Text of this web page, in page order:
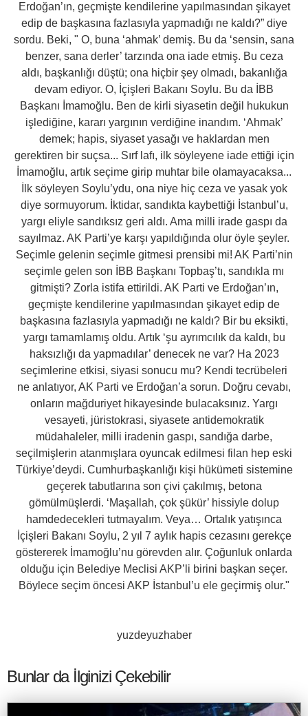
Erdoğan’ın, geçmişte kendilerine yapılmasından şikayet
edip de başkasına fazlasıyla yapmadığı ne kaldı?” diye
sordu. Beki, " O, buna ‘ahmak’ demiş. Bu da ‘sensin, sana
benzer, sana derler’ tarzında ona iade etmiş. Bu ceza
aldı, başkanlığı düştü; ona hiçbir şey olmadı, bakanlığa
devam ediyor. O, İçişleri Bakanı Soylu. Bu da İBB
Başkanı İmamoğlu. Ben de kirli siyasetin değil hukukun
işlediğine, kararı yargının verdiğine inandım. ‘Ahmak’
demek; hapis, siyaset yasağı ve haklardan men
gerektiren bir suçsa... Sırf lafı, ilk söyleyene iade ettiği için
İmamoğlu, artık seçime girip muhtar bile olamayacaksa...
İlk söyleyen Soylu’ydu, ona niye hiç ceza ve yasak yok
diye sormuyorum. İktidar, sandıkta kaybettiği İstanbul’u,
yargı eliyle sandıksız geri aldı. Ama milli irade gaspı da
sayılmaz. AK Parti’ye karşı yapıldığında olur öyle şeyler.
Seçimle gelenin seçimle gitmesi prensibi mi! AK Parti’nin
seçimle gelen son İBB Başkanı Topbaş’tı, sandıkla mı
gitmişti? Zorla istifa ettirildi. AK Parti ve Erdoğan’ın,
geçmişte kendilerine yapılmasından şikayet edip de
başkasına fazlasıyla yapmadığı ne kaldı? Bir bu eksikti,
yargı tamamlamış oldu. Artık ‘şu ayrımcılık da kaldı, bu
haksızlığı da yapmadılar’ denecek ne var? Ha 2023
seçimlerine etkisi, siyasi sonucu mu? Kendi tecrübeleri
ne anlatıyor, AK Parti ve Erdoğan’a sorun. Doğru cevabı,
onların mağduriyet hikayesinde bulacaksınız. Yargı
vesayeti, jüristokrasi, siyasete antidemokratik
müdahaleler, milli iradenin gaspı, sandığa darbe,
seçilmişlerin atanmışlara oyuncak edilmesi filan hep eski
Türkiye’deydi. Cumhurbaşkanlığı kişi hükümeti sistemine
geçerek tabutlarına son çivi çakılmış, betona
gömülmüşlerdi. ‘Maşallah, çok şükür’ hissiyle dolup
hamdedecekleri tutmayalım. Veya… Ortalık yatışınca
İçişleri Bakanı Soylu, 2 yıl 7 aylık hapis cezasını gerekçe
göstererek İmamoğlu’nu görevden alır. Çoğunluk onlarda
olduğu için Belediye Meclisi AKP’li birini başkan seçer.
Böylece seçim öncesi AKP İstanbul’u ele geçirmiş olur."
yuzdeyuzhaber
Bunlar da İlginizi Çekebilir